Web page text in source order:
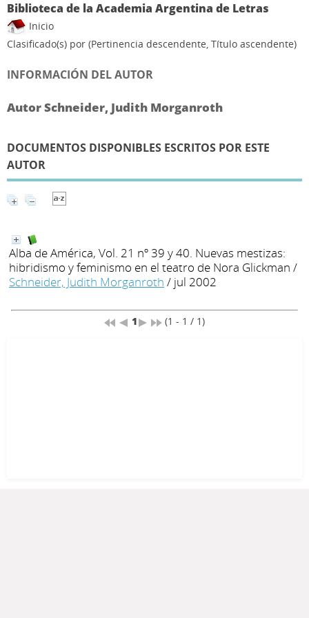
Biblioteca de la Academia Argentina de Letras
Inicio
Clasificado(s) por (Pertinencia descendente, Título ascendente)
INFORMACIÓN DEL AUTOR
Autor Schneider, Judith Morganroth
DOCUMENTOS DISPONIBLES ESCRITOS POR ESTE
AUTOR
Alba de América, Vol. 21 nº 39 y 40. Nuevas mestizas:
hibridismo y feminismo en el teatro de Nora Glickman /
Schneider, Judith Morganroth / jul 2002
1 (1 - 1 / 1)